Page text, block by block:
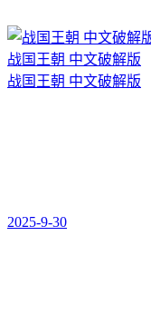
战国王朝 中文破解版
战国王朝 中文破解版
2025-9-30